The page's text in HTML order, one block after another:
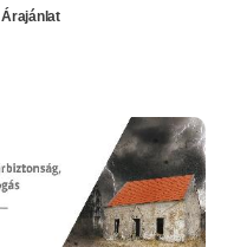
Árajánlat